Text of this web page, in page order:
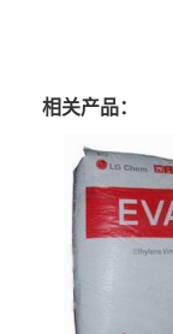
相关产品：